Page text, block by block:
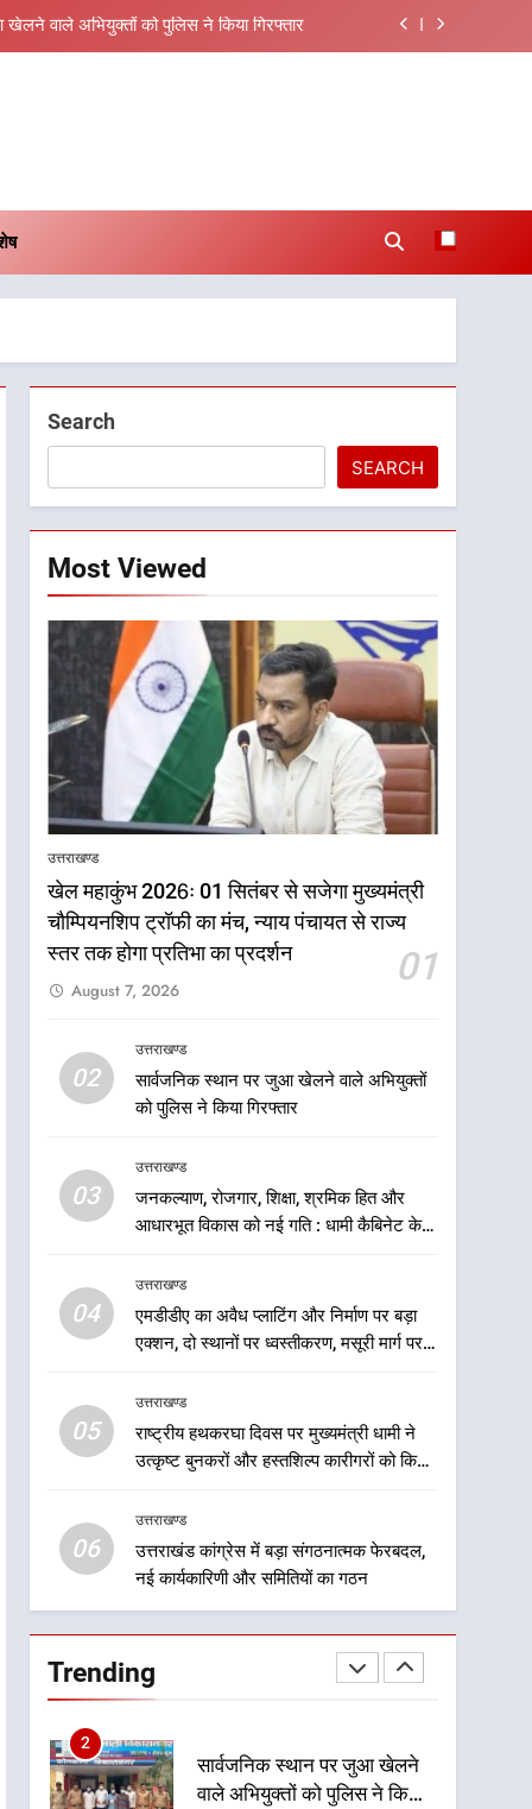
वाले अभियुक्तों को पुलिस ने किया गिरफ्तार
को नई गति : धामी कैबिनेट के ऐतिहासिक फैसले
ध्वस्तीकरण, मसूरी मार्ग पर अवैध निर्माण सील
से राज्य स्तर तक होगा प्रतिभा का प्रदर्शन
को नई गति : धामी कैबिनेट के ऐतिहासिक फैसले
ध्वस्तीकरण, मसूरी मार्ग पर अवैध निर्माण सील
Search
SEARCH
Most Viewed
उत्तराखण्ड
खेल महाकुंभ 2026ः 01 सितंबर से सजेगा मुख्यमंत्री
चौम्पियनशिप ट्रॉफी का मंच, न्याय पंचायत से राज्य
स्तर तक होगा प्रतिभा का प्रदर्शन
01
August 7, 2026
02
उत्तराखण्ड
सार्वजनिक स्थान पर जुआ खेलने वाले अभियुक्तों
को पुलिस ने किया गिरफ्तार
03
उत्तराखण्ड
जनकल्याण, रोजगार, शिक्षा, श्रमिक हित और
आधारभूत विकास को नई गति : धामी कैबिनेट के
04
उत्तराखण्ड
एमडीडीए का अवैध प्लाटिंग और निर्माण पर बड़ा
एक्शन, दो स्थानों पर ध्वस्तीकरण, मसूरी मार्ग पर
05
उत्तराखण्ड
राष्ट्रीय हथकरघा दिवस पर मुख्यमंत्री धामी ने
उत्कृष्ट बुनकरों और हस्तशिल्प कारीगरों को किया
06
उत्तराखण्ड
उत्तराखंड कांग्रेस में बड़ा संगठनात्मक फेरबदल,
नई कार्यकारिणी और समितियों का गठन
Trending
5
राष्ट्रीय हथकरघा दिवस पर
मुख्यमंत्री धामी ने उत्कृष्ट बुनकरों
6
उत्तराखंड कांग्रेस में बड़ा
गठन
7
मुख्यमंत्री धामी बोले- युवाओं को
हजारों पदों पर की जाएगी भर्ती
बाईपास परियोजना का डीएम ने
किया निरीक्षण; समयबद्ध एवं
गुणवत्तापूर्ण निर्माण सुनिश्चित करने
के निर्देश, सुरक्षा मानकों से कोई
उत्तराखण्ड
1
खेल महाकुंभ 2026ः 01 सितंबर
से सजेगा मुख्यमंत्री चौम्पियनशिप
ट्रॉफी का मंच, न्याय पंचायत से
2
सार्वजनिक स्थान पर जुआ खेलने
वाले अभियुक्तों को पुलिस ने किया